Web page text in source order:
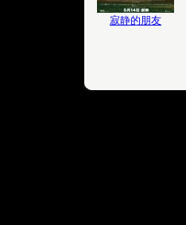
寂静的朋友